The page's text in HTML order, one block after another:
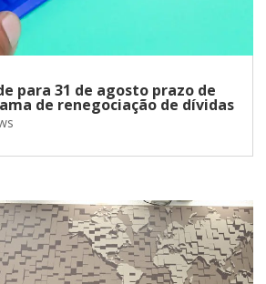
para 31 de agosto prazo de
de renegociação de dívidas